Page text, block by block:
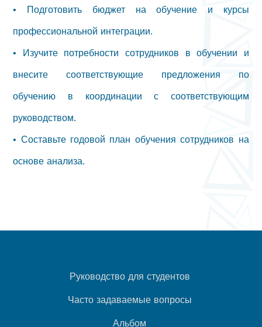
• Подготовить бюджет на обучение и курсы
профессиональной интеграции.
• Изучите потребности сотрудников в обучении и
внесите соответствующие предложения по
обучению в координации с соответствующим
руководством.
• Составьте годовой план обучения сотрудников на
основе анализа.
Руководство для студентов
Часто задаваемые вопросы
Альбом